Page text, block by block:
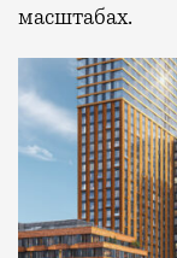
масштабах.